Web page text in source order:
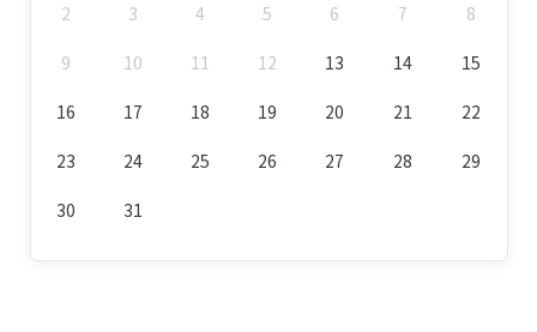
2 3 4 5 6 7 8
9 10 11 12 13 14 15
16 17 18 19 20 21 22
23 24 25 26 27 28 29
30 31